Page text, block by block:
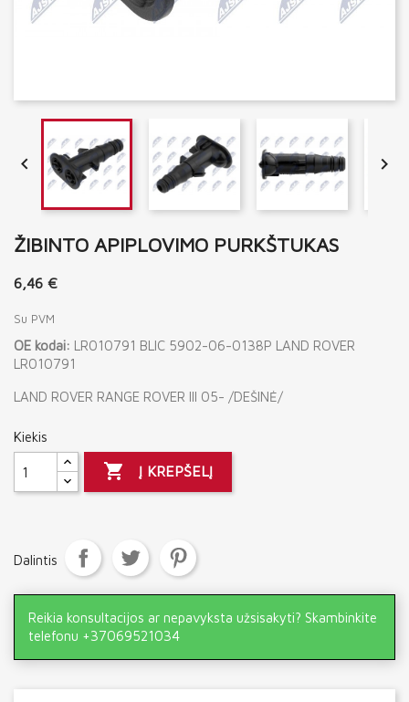
 
ŽIBINTO APIPLOVIMO PURKŠTUKAS
6,46 €
Su PVM
OE kodai: LR010791 BLIC 5902-06-0138P LAND ROVER
LR010791
LAND ROVER RANGE ROVER III 05- /DEŠINĖ/
Kiekis
 Į KREPŠELĮ
Dalintis
Reikia konsultacijos ar nepavyksta užsisakyti? Skambinkite
telefonu +37069521034